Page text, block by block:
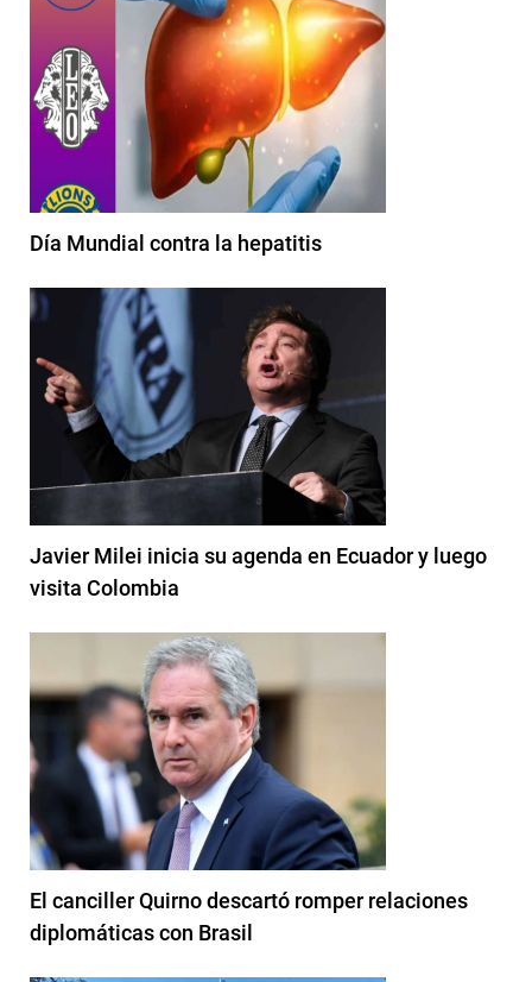
Día Mundial contra la hepatitis
Javier Milei inicia su agenda en Ecuador y luego
visita Colombia
El canciller Quirno descartó romper relaciones
diplomáticas con Brasil